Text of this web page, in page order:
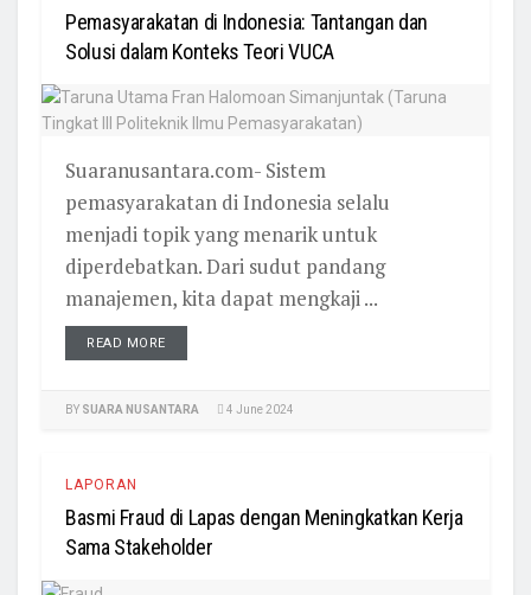
Pemasyarakatan di Indonesia: Tantangan dan
Solusi dalam Konteks Teori VUCA
Suaranusantara.com- Sistem
pemasyarakatan di Indonesia selalu
menjadi topik yang menarik untuk
diperdebatkan. Dari sudut pandang
manajemen, kita dapat mengkaji ...
READ MORE
BY SUARA NUSANTARA 4 June 2024
LAPORAN
Basmi Fraud di Lapas dengan Meningkatkan Kerja
Sama Stakeholder